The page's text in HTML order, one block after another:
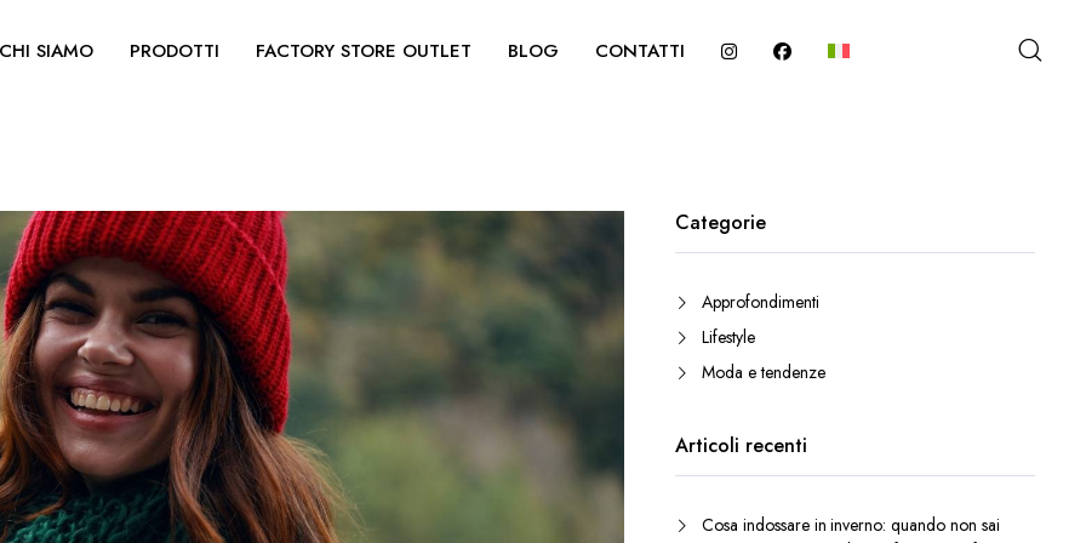
CHI SIAMO PRODOTTI FACTORY STORE OUTLET BLOG CONTATTI
Categorie
Approfondimenti
Lifestyle
Moda e tendenze
Articoli recenti
Cosa indossare in inverno: quando non sai